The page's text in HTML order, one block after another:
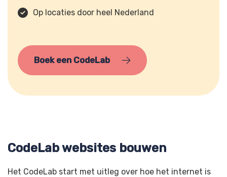
Op locaties door heel Nederland
Boek een CodeLab
CodeLab websites bouwen
Het CodeLab start met uitleg over hoe het internet is